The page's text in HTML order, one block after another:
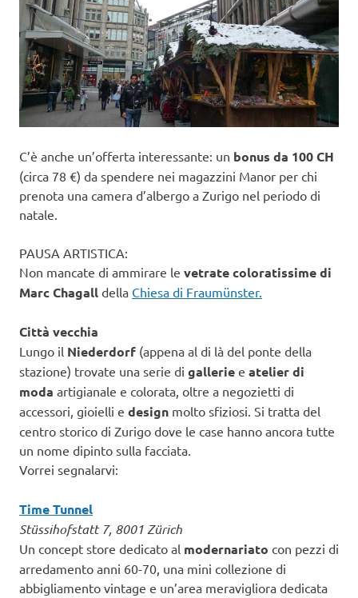
C’è anche un’offerta interessante: un bonus da 100 CH
(circa 78 €) da spendere nei magazzini Manor per chi
prenota una camera d’albergo a Zurigo nel periodo di
natale.
PAUSA ARTISTICA:
Non mancate di ammirare le vetrate coloratissime di
Marc Chagall della Chiesa di Fraumünster.
Città vecchia
Lungo il Niederdorf (appena al di là del ponte della
stazione) trovate una serie di gallerie e atelier di
moda artigianale e colorata, oltre a negozietti di
accessori, gioielli e design molto sfiziosi. Si tratta del
centro storico di Zurigo dove le case hanno ancora tutte
un nome dipinto sulla facciata.
Vorrei segnalarvi:
Time Tunnel
Stüssihofstatt 7, 8001 Zürich
Un concept store dedicato al modernariato con pezzi di
arredamento anni 60-70, una mini collezione di
abbigliamento vintage e un’area meravigliora dedicata